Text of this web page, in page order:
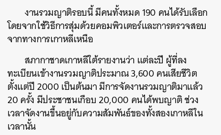
งานรวมญาติรอบนี้ มีคนทั้งหมด 190 คนได้รับเลือก
โดยจากใช้วิธีการสุ่มด้วยคอมพิวเตอร์และการตรวจสอบ
จากทางการเกาหลีเหนือ
สภากาชาดเกาหลีใต้รายงานว่า แต่ละปี ผู้ที่ลง
ทะเบียนเข้างานรวมญาติประมาณ 3,600 คนเสียชีวิต
ตั้งแต่ปี 2000 เป็นต้นมา มีการจัดงานรวมญาติมาแล้ว
20 ครั้ง มีประชาชนเกือบ 20,000 คนได้พบญาติ ช่วง
เวลาจัดงานขึ้นอยู่กับความสัมพันธ์ของทั้งสองเกาหลีใน
เวลานั้น